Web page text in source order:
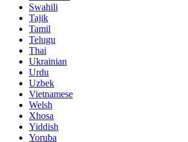
Swahili
Tajik
Tamil
Telugu
Thai
Ukrainian
Urdu
Uzbek
Vietnamese
Welsh
Xhosa
Yiddish
Yoruba